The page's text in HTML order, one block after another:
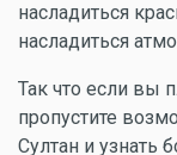
насладиться
насладиться
Так что если вы
пропустите
Султан и узнать